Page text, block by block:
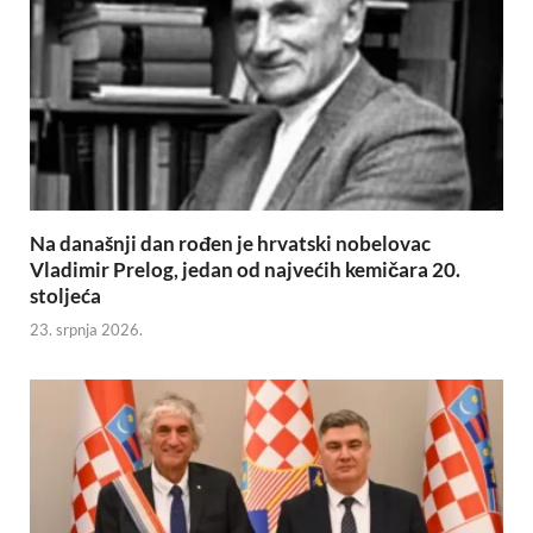
Na današnji dan rođen je hrvatski nobelovac
Vladimir Prelog, jedan od najvećih kemičara 20.
stoljeća
23. srpnja 2026.